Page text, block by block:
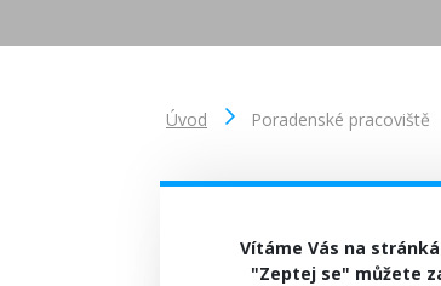
Úvod Poradenské pracoviště
Vítáme Vás na
"Zeptej se" můžete